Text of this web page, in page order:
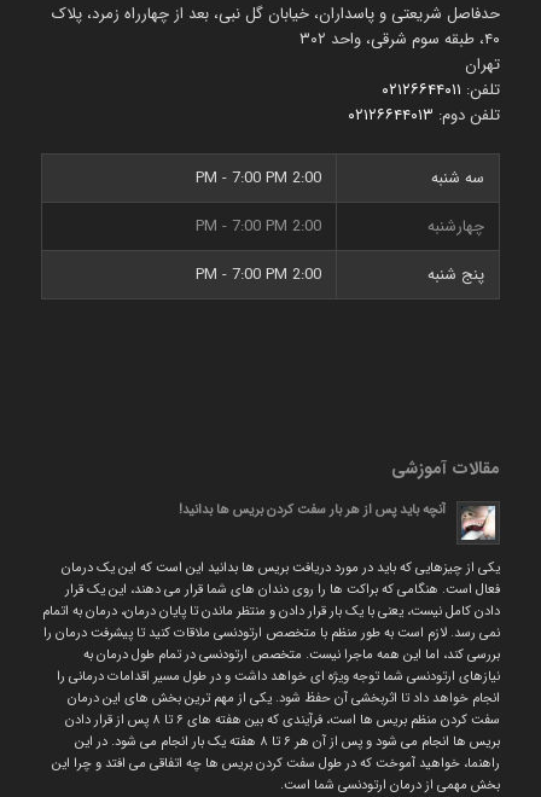
حدفاصل شریعتی و پاسداران، خیابان گل نبی، بعد از چهارراه زمرد، پلاک
۴۰، طبقه سوم شرقی، واحد ۳۰۲
تهران
تلفن: ۰۲۱۲۶۶۴۴۰۱۱
تلفن دوم: ۰۲۱۲۶۶۴۴۰۱۳
سه شنبه
2:00 PM - 7:00 PM
چهارشنبه
2:00 PM - 7:00 PM
پنج شنبه
2:00 PM - 7:00 PM
مقالات آموزشی
آنچه باید پس از هر بار سفت کردن بریس ها بدانید!
یکی از چیزهایی که باید در مورد دریافت بریس ها بدانید این است که این یک درمان
فعال است. هنگامی که براکت ها را روی دندان های شما قرار می دهند، این یک قرار
دادن کامل نیست، یعنی با یک بار قرار دادن و منتظر ماندن تا پایان درمان، درمان به اتمام
نمی رسد. لازم است به طور منظم با متخصص ارتودنسی ملاقات کنید تا پیشرفت درمان را
بررسی کند، اما این همه ماجرا نیست. متخصص ارتودنسی در تمام طول درمان به
نیازهای ارتودنسی شما توجه ویژه ای خواهد داشت و در طول مسیر اقدامات درمانی را
انجام خواهد داد تا اثربخشی آن حفظ شود. یکی از مهم ترین بخش های این درمان
سفت کردن منظم بریس ها است، فرآیندی که بین هفته های ۶ تا ۸ پس از قرار دادن
بریس ها انجام می شود و پس از آن هر ۶ تا ۸ هفته یک بار انجام می شود. در این
راهنما، خواهید آموخت که در طول سفت کردن بریس ها چه اتفاقی می افتد و چرا این
بخش مهمی از درمان ارتودنسی شما است.